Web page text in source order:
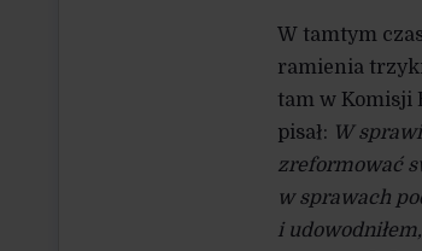
W tamtym
ramienia
tam w Komisji
pisał: W
zreformować
w sprawach
i